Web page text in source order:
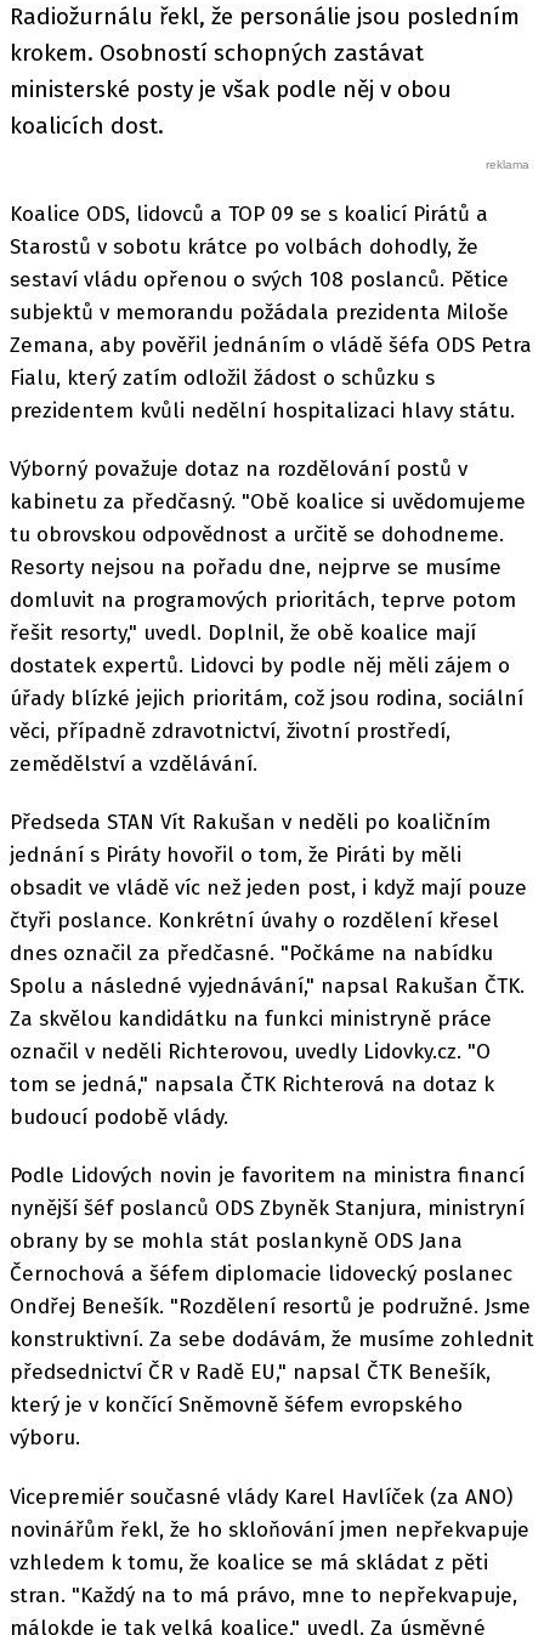
Radiožurnálu řekl, že personálie jsou posledním
krokem. Osobností schopných zastávat
ministerské posty je však podle něj v obou
koalicích dost.
Koalice ODS, lidovců a TOP 09 se s koalicí Pirátů a
Starostů v sobotu krátce po volbách dohodly, že
sestaví vládu opřenou o svých 108 poslanců. Pětice
subjektů v memorandu požádala prezidenta Miloše
Zemana, aby pověřil jednáním o vládě šéfa ODS Petra
Fialu, který zatím odložil žádost o schůzku s
prezidentem kvůli nedělní hospitalizaci hlavy státu.
Výborný považuje dotaz na rozdělování postů v
kabinetu za předčasný. "Obě koalice si uvědomujeme
tu obrovskou odpovědnost a určitě se dohodneme.
Resorty nejsou na pořadu dne, nejprve se musíme
domluvit na programových prioritách, teprve potom
řešit resorty," uvedl. Doplnil, že obě koalice mají
dostatek expertů. Lidovci by podle něj měli zájem o
úřady blízké jejich prioritám, což jsou rodina, sociální
věci, případně zdravotnictví, životní prostředí,
zemědělství a vzdělávání.
Předseda STAN Vít Rakušan v neděli po koaličním
jednání s Piráty hovořil o tom, že Piráti by měli
obsadit ve vládě víc než jeden post, i když mají pouze
čtyři poslance. Konkrétní úvahy o rozdělení křesel
dnes označil za předčasné. "Počkáme na nabídku
Spolu a následné vyjednávání," napsal Rakušan ČTK.
Za skvělou kandidátku na funkci ministryně práce
označil v neděli Richterovou, uvedly Lidovky.cz. "O
tom se jedná," napsala ČTK Richterová na dotaz k
budoucí podobě vlády.
Podle Lidových novin je favoritem na ministra financí
nynější šéf poslanců ODS Zbyněk Stanjura, ministryní
obrany by se mohla stát poslankyně ODS Jana
Černochová a šéfem diplomacie lidovecký poslanec
Ondřej Benešík. "Rozdělení resortů je podružné. Jsme
konstruktivní. Za sebe dodávám, že musíme zohlednit
předsednictví ČR v Radě EU," napsal ČTK Benešík,
který je v končící Sněmovně šéfem evropského
výboru.
Vicepremiér současné vlády Karel Havlíček (za ANO)
novinářům řekl, že ho skloňování jmen nepřekvapuje
vzhledem k tomu, že koalice se má skládat z pěti
stran. "Každý na to má právo, mne to nepřekvapuje,
málokde je tak velká koalice," uvedl. Za úsměvné